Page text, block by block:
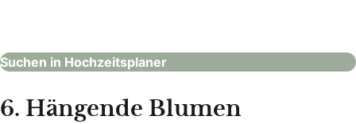
Suchen in Hochzeitsplaner
6. Hängende Blumen